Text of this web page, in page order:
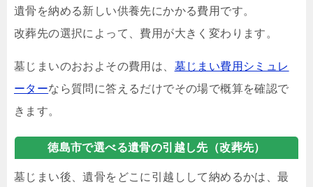
遺骨を納める新しい供養先にかかる費用です。
改葬先の選択によって、費用が大きく変わります。
墓じまいのおおよその費用は、 墓じまい費用シミュレ
ーターなら質問に答えるだけでその場で概算を確認で
きます。
徳島市で選べる遺骨の引越し先（改葬先）
墓じまい後、遺骨をどこに引越しして納めるかは、最